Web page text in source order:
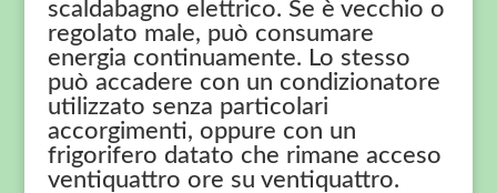
scaldabagno elettrico. Se è vecchio o
regolato male, può consumare
energia continuamente. Lo stesso
può accadere con un condizionatore
utilizzato senza particolari
accorgimenti, oppure con un
frigorifero datato che rimane acceso
ventiquattro ore su ventiquattro.